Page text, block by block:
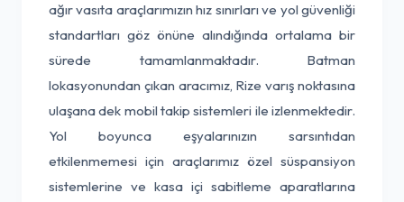
ağır vasıta araçlarımızın hız sınırları ve yol güvenliği
standartları göz önüne alındığında ortalama bir
sürede tamamlanmaktadır. Batman
lokasyonundan çıkan aracımız, Rize varış noktasına
ulaşana dek mobil takip sistemleri ile izlenmektedir.
Yol boyunca eşyalarınızın sarsıntıdan
etkilenmemesi için araçlarımız özel süspansiyon
sistemlerine ve kasa içi sabitleme aparatlarına